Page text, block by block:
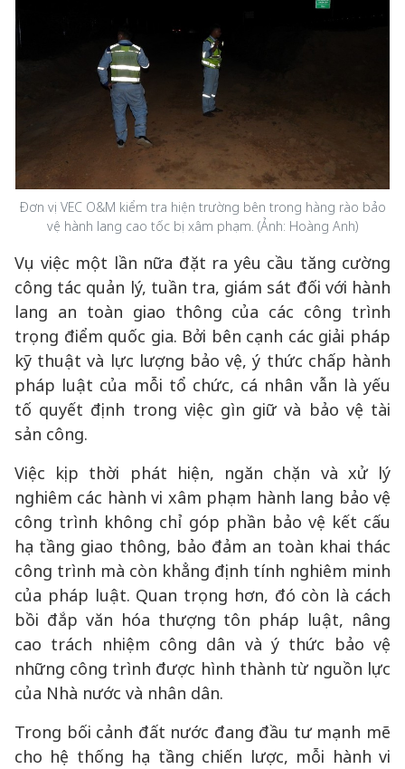
Đơn vị VEC O&M kiểm tra hiện trường bên trong hàng rào bảo
vệ hành lang cao tốc bị xâm phạm. (Ảnh: Hoàng Anh)
Vụ việc một lần nữa đặt ra yêu cầu tăng cường
công tác quản lý, tuần tra, giám sát đối với hành
lang an toàn giao thông của các công trình
trọng điểm quốc gia. Bởi bên cạnh các giải pháp
kỹ thuật và lực lượng bảo vệ, ý thức chấp hành
pháp luật của mỗi tổ chức, cá nhân vẫn là yếu
tố quyết định trong việc gìn giữ và bảo vệ tài
sản công.
Việc kịp thời phát hiện, ngăn chặn và xử lý
nghiêm các hành vi xâm phạm hành lang bảo vệ
công trình không chỉ góp phần bảo vệ kết cấu
hạ tầng giao thông, bảo đảm an toàn khai thác
công trình mà còn khẳng định tính nghiêm minh
của pháp luật. Quan trọng hơn, đó còn là cách
bồi đắp văn hóa thượng tôn pháp luật, nâng
cao trách nhiệm công dân và ý thức bảo vệ
những công trình được hình thành từ nguồn lực
của Nhà nước và nhân dân.
Trong bối cảnh đất nước đang đầu tư mạnh mẽ
cho hệ thống hạ tầng chiến lược, mỗi hành vi